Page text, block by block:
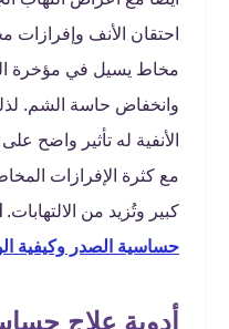
احتقان الأنف وإفرازات
مخاط يسيل في مؤخرة
وانخفاض حاسة الشم.
الأنفية له تأثير واضح
مع كثرة الإفرازات
كبير وتُزيد من الالتهابات.
حساسية الصدر وكيفية
أدوية علاج